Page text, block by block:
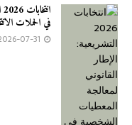
في الحملات
07-31